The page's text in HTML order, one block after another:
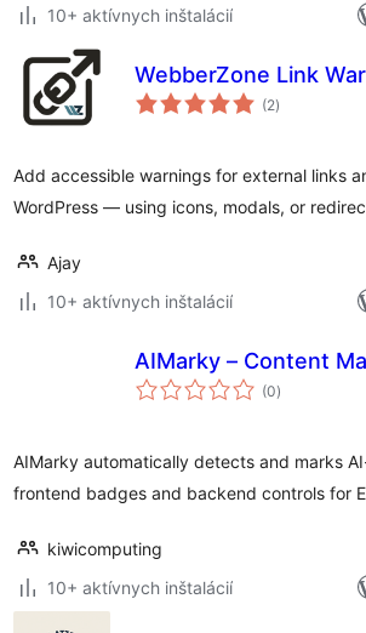
10+ aktívnych inštalácií
WebberZone Link
(2celkové
hodnotenie
)
Add accessible warnings for external links
WordPress — using icons, modals, or
Ajay
10+ aktívnych inštalácií
AIMarky – Content
(0celkové
hodnotenie
)
AIMarky automatically detects and marks
frontend badges and backend controls for
kiwicomputing
10+ aktívnych inštalácií